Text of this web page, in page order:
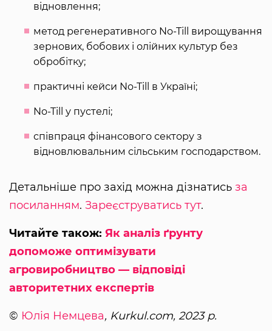
відновлення;
метод регенеративного No-Till вирощування
зернових, бобових і олійних культур без
обробітку;
практичні кейси No-Till в Україні;
No-Till у пустелі;
співпраця фінансового сектору з
відновлювальним сільським господарством.
Детальніше про захід можна дізнатись за
посиланням. Зареєструватись тут.
Читайте також: Як аналіз ґрунту
допоможе оптимізувати
агровиробництво — відповіді
авторитетних експертів
© Юлія Немцева, Kurkul.com, 2023 р.